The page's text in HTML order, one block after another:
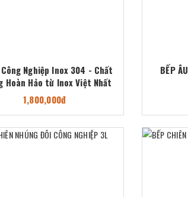
Nghiệp Inox 304 - Chất
Hoàn Hảo từ Inox Việt Nhất
1,800,000đ
BẾP